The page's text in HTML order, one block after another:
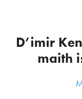
D’imir
maith